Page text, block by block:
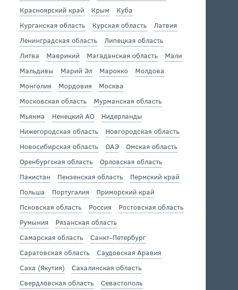
Красноярский край
Крым
Куба
Курганская область
Курская область
Латвия
Ленинградская область
Липецкая область
Литва
Маврикий Магаданская область
Мали
Мальдивы
Марий Эл Марокко
Молдова
Монголия
Мордовия
Москва
Московская область
Мурманская область
Мьянма
Ненецкий АО
Нидерланды
Нижегородская область
Новгородская область
Новосибирская область
ОАЭ
Омская область
Оренбургская область
Орловская область
Пакистан
Пензенская область
Пермский край
Польша
Португалия
Приморский край
Псковская область
Россия
Ростовская область
Румыния
Рязанская область
Самарская область
Санкт-Петербург
Саратовская область
Саудовская Аравия
Саха (Якутия)
Сахалинская область
Свердловская область
Севастополь